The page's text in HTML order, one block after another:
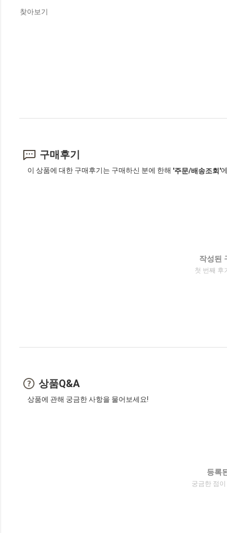
찾아보기
구매후기
이 상품에 대한 구매후기는 구매하신 분에 한해 '주문/배송조회'
작성된
첫 번째 후
상품Q&A
상품에 관해 궁금한 사항을 물어보세요!
등록
궁금한 점